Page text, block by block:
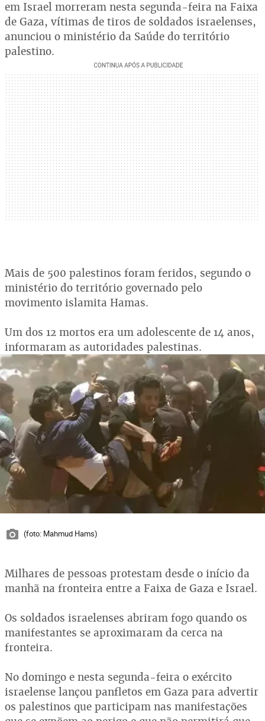
em Israel morreram nesta segunda-feira na Faixa
de Gaza, vítimas de tiros de soldados israelenses,
anunciou o ministério da Saúde do território
palestino.
Mais de 500 palestinos foram feridos, segundo o
ministério do território governado pelo
movimento islamita Hamas.
Um dos 12 mortos era um adolescente de 14 anos,
informaram as autoridades palestinas.
(foto: Mahmud Hams)
Milhares de pessoas protestam desde o início da
manhã na fronteira entre a Faixa de Gaza e Israel.
Os soldados israelenses abriram fogo quando os
manifestantes se aproximaram da cerca na
fronteira.
No domingo e nesta segunda-feira o exército
israelense lançou panfletos em Gaza para advertir
os palestinos que participam nas manifestações